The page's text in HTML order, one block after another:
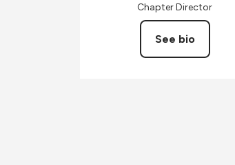
Chapter Director
See bio